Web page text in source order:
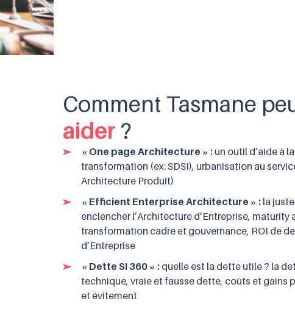
Comment Tasmane
aider ?
« One page Architecture » : un outil d’aide à
transformation (ex: SDSI), urbanisation au
Architecture Produit)
« Efficient Enterprise Architecture » : la
enclencher l’Architecture d’Entreprise, maturity
transformation cadre et gouvernance, ROI de
d’Entreprise
« Dette SI 360 » : quelle est la dette utile ? la
technique, vraie et fausse dette, coûts et gains
et évitement